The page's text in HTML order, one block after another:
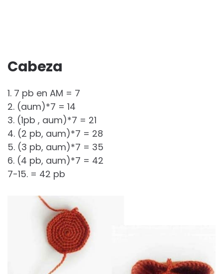
Cabeza
1. 7 pb en AM = 7
2. (aum)*7 = 14
3. (1pb , aum)*7 = 21
4. (2 pb, aum)*7 = 28
5. (3 pb, aum)*7 = 35
6. (4 pb, aum)*7 = 42
7-15. = 42 pb